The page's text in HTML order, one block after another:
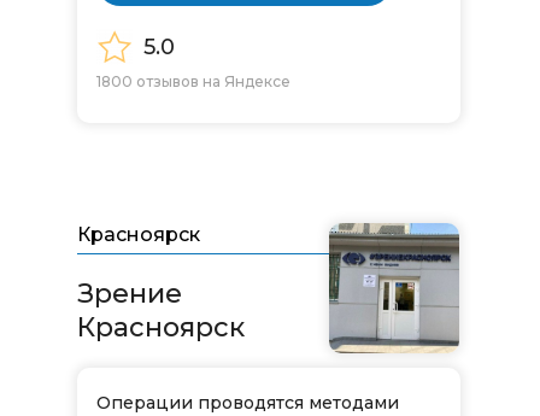
5.0
1800 отзывов на Яндексе
Красноярск
Зрение
Красноярск
Операции проводятся методами